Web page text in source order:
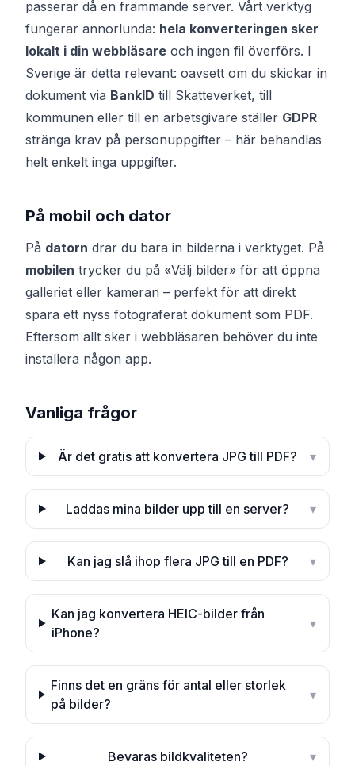
passerar då en främmande server. Vårt verktyg
fungerar annorlunda: hela konverteringen sker
lokalt i din webbläsare och ingen fil överförs. I
Sverige är detta relevant: oavsett om du skickar in
dokument via BankID till Skatteverket, till
kommunen eller till en arbetsgivare ställer GDPR
stränga krav på personuppgifter – här behandlas
helt enkelt inga uppgifter.
På mobil och dator
På datorn drar du bara in bilderna i verktyget. På
mobilen trycker du på «Välj bilder» för att öppna
galleriet eller kameran – perfekt för att direkt
spara ett nyss fotograferat dokument som PDF.
Eftersom allt sker i webbläsaren behöver du inte
installera någon app.
Vanliga frågor
Är det gratis att konvertera JPG till PDF? ▾
Laddas mina bilder upp till en server? ▾
Kan jag slå ihop flera JPG till en PDF? ▾
Kan jag konvertera HEIC-bilder från
iPhone?
▾
Finns det en gräns för antal eller storlek
på bilder?
▾
Bevaras bildkvaliteten? ▾